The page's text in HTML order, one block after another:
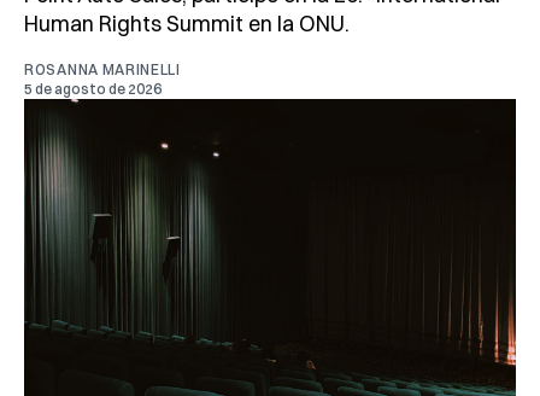
Human Rights Summit en la ONU.
ROSANNA MARINELLI
5 de agosto de 2026